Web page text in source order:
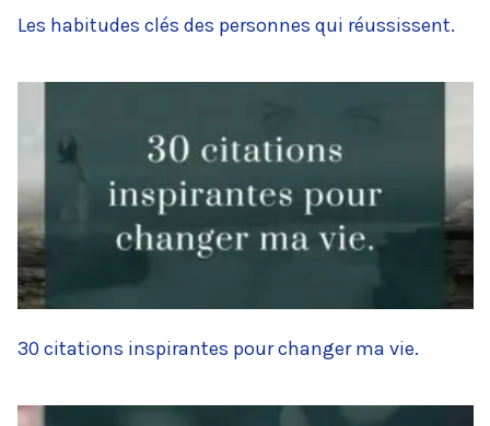
Les habitudes clés des personnes qui réussissent.
30 citations inspirantes pour changer ma vie.